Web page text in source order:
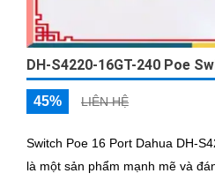
DH-S4220-16GT-240 Poe
45% LIÊN HỆ
Switch Poe 16 Port Dahua DH-
là một sản phẩm mạnh mẽ và